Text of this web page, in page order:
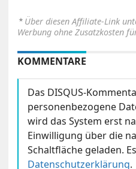
⋆ Über diesen Affiliate-Link
Werbung ohne Zusatzkosten
KOMMENTARE
Das DISQUS-
personenbezogene
wird das System erst
Einwilligung über die
Schaltfläche geladen.
Datenschutzerklärung.